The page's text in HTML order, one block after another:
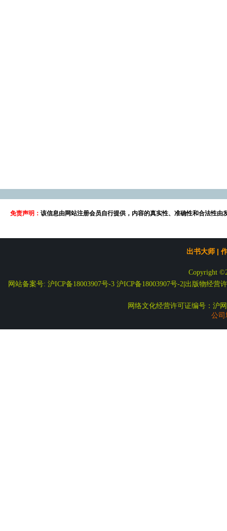
免责声明： 该信息由网站注册会员自行提供，内容的真实性、准确性和合法性
出书大师 |
Copyright
网站备案号: 沪ICP备18003907号-3 沪ICP备18003907号-2| 出版物经营
网络文化经营许可证编号：沪
公司